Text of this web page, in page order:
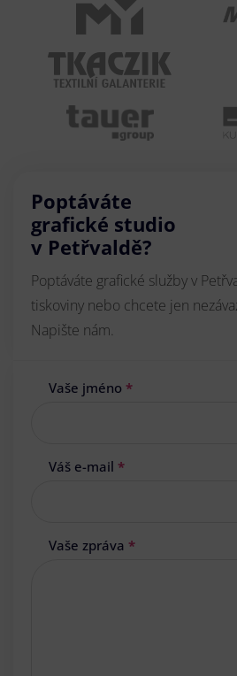
Poptáváte
grafické studio
v Petřvaldě?
Poptáváte grafické služby v
tiskoviny nebo chcete jen
Napište nám.
Vaše jméno *
Váš e-mail *
Vaše zpráva *